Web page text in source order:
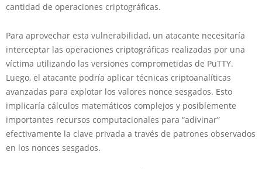
cantidad de operaciones criptográficas.
Para aprovechar esta vulnerabilidad, un atacante necesitaría
interceptar las operaciones criptográficas realizadas por una
víctima utilizando las versiones comprometidas de PuTTY.
Luego, el atacante podría aplicar técnicas criptoanalíticas
avanzadas para explotar los valores nonce sesgados. Esto
implicaría cálculos matemáticos complejos y posiblemente
importantes recursos computacionales para “adivinar”
efectivamente la clave privada a través de patrones observados
en los nonces sesgados.